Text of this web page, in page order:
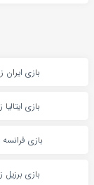
بازی ایران
بازی ایتالیا
بازی فرانسه
بازی برزیل